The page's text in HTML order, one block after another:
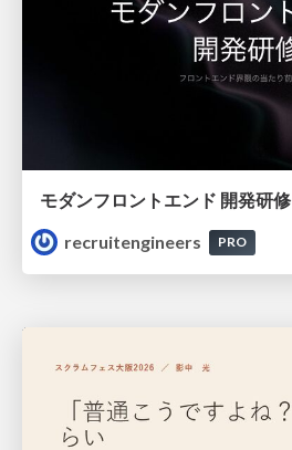
モダンフロントエンド 開発研修
recruitengineers
PRO